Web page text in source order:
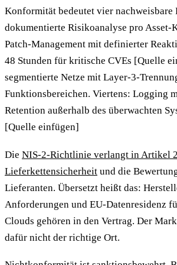
Konformität bedeutet vier nachweisbare
dokumentierte Risikoanalyse pro Asset-
Patch-Management mit definierter
48 Stunden für kritische CVEs [Quelle
segmentierte Netze mit Layer-3-
Funktionsbereichen. Viertens: Logging
Retention außerhalb des überwachten
[Quelle einfügen]
Die NIS-2-Richtlinie verlangt in Artikel
Lieferkettensicherheit und die
Lieferanten. Übersetzt heißt das:
Anforderungen und EU-Datenresidenz
Clouds gehören in den Vertrag. Der
dafür nicht der richtige Ort.